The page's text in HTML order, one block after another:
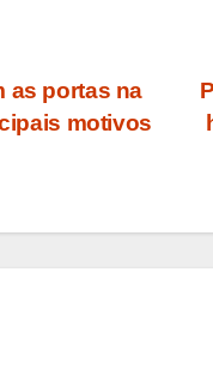
as portas na
motivos